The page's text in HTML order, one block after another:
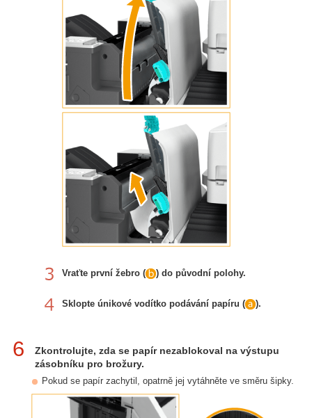
Vraťte první žebro ( ) do původní polohy.
Sklopte únikové vodítko podávání papíru ( ).
6
Zkontrolujte, zda se papír nezablokoval na výstupu
zásobníku pro brožury.
Pokud se papír zachytil, opatrně jej vytáhněte ve směru šipky.